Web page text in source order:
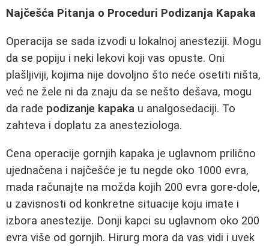
Najčešća Pitanja o Proceduri Podizanja Kapaka
Operacija se sada izvodi u lokalnoj anesteziji. Mogu
da se popiju i neki lekovi koji vas opuste. Oni
plašljiviji, kojima nije dovoljno što neće osetiti ništa,
već ne žele ni da znaju da se nešto dešava, mogu
da rade podizanje kapaka u analgosedaciji. To
zahteva i doplatu za anesteziologa.
Cena operacije gornjih kapaka je uglavnom prilično
ujednačena i najčešće je tu negde oko 1000 evra,
mada računajte na možda kojih 200 evra gore-dole,
u zavisnosti od konkretne situacije koju imate i
izbora anestezije. Donji kapci su uglavnom oko 200
evra više od gornjih. Hirurg mora da vas vidi i uvek